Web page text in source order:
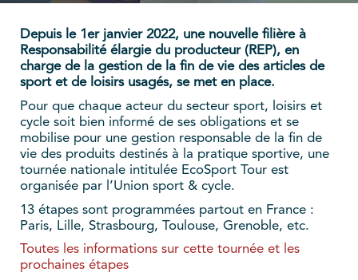
Depuis le 1er janvier 2022, une nouvelle filière à
Responsabilité élargie du producteur (REP), en
charge de la gestion de la fin de vie des articles de
sport et de loisirs usagés, se met en place.
Pour que chaque acteur du secteur sport, loisirs et
cycle soit bien informé de ses obligations et se
mobilise pour une gestion responsable de la fin de
vie des produits destinés à la pratique sportive, une
tournée nationale intitulée EcoSport Tour est
organisée par l’Union sport & cycle.
13 étapes sont programmées partout en France :
Paris, Lille, Strasbourg, Toulouse, Grenoble, etc.
Toutes les informations sur cette tournée et les
prochaines étapes